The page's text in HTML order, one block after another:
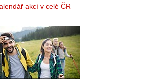
akcí v celé ČR